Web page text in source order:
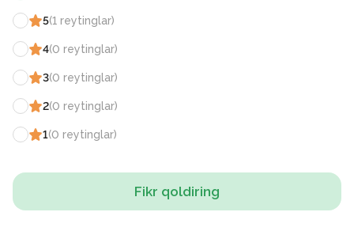
5(1 reytinglar)
4(0 reytinglar)
3(0 reytinglar)
2(0 reytinglar)
1(0 reytinglar)
Fikr qoldiring